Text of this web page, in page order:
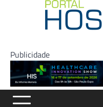
Publicidade